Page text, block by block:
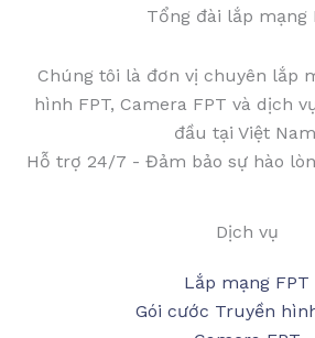
Tổng đài lắp mạng
Chúng tôi là đơn vị chuyên lắp
hình FPT, Camera FPT và dịch
đầu tại Việt
Hỗ trợ 24/7 - Đảm bảo sự hào
Dịch vụ
Lắp mạng FPT
Gói cước Truyền